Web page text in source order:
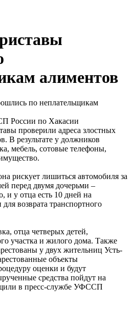
алиментов
России по Хакасии
проверили адреса злостных
В результате у должников
мебель, сотовые телефоны,
рискует лишиться автомобиля за
перед двумя дочерьми –
и у отца есть 10 дней на
возврата транспортного
отца четверых детей,
участка и жилого дома. Также
у двух жительниц Усть-
объекты
оценки и будут
средства пойдут на
в пресс-службе УФССП